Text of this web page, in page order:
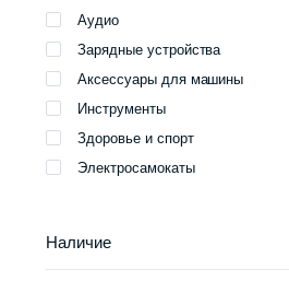
Аудио
Зарядные устройства
Аксессуары для машины
Инструменты
Здоровье и спорт
Электросамокаты
Наличие